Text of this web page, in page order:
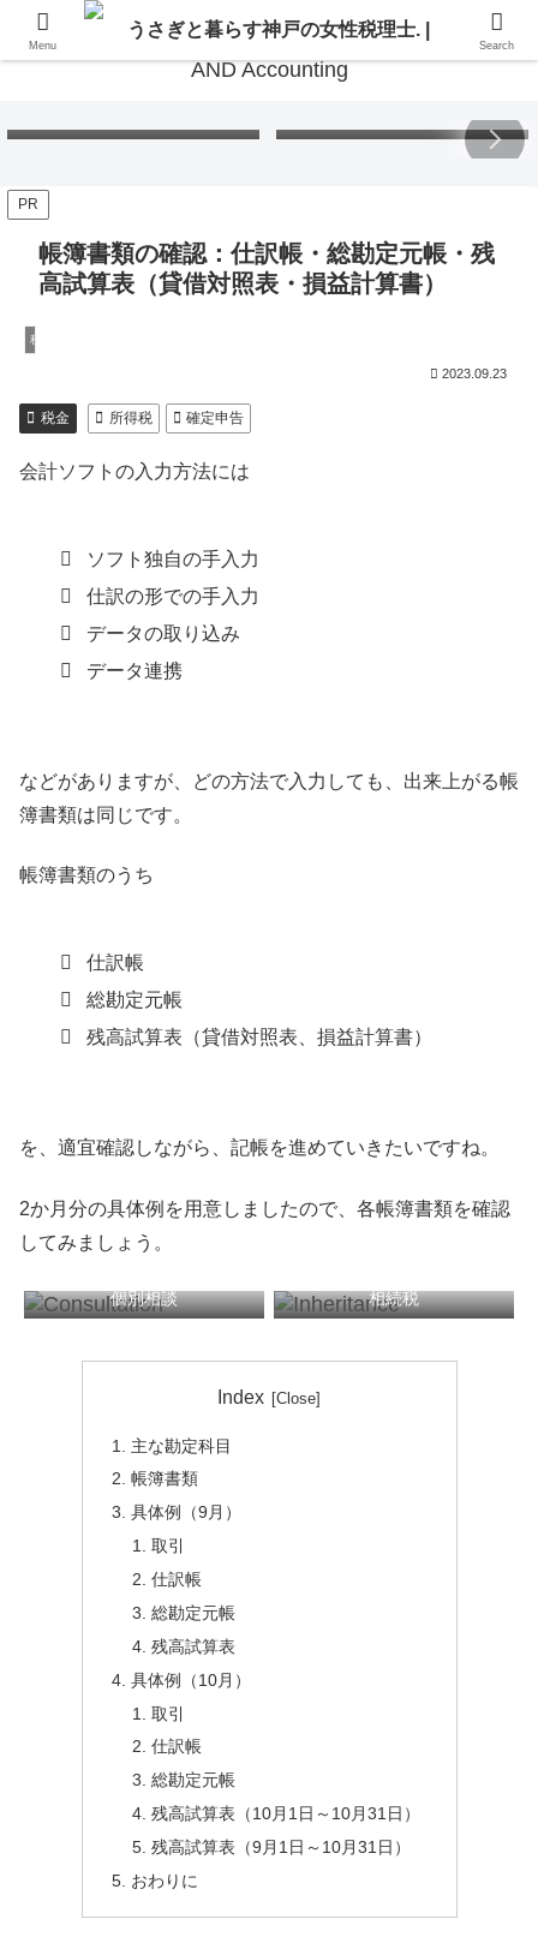
PR
帳簿書類の確認：仕訳帳・総勘定元帳・残
高試算表（貸借対照表・損益計算書）
税金
2023.09.23
税金 所得税 確定申告
会計ソフトの入力方法には
ソフト独自の手入力
仕訳の形での手入力
データの取り込み
データ連携
などがありますが、どの方法で入力しても、出来上がる帳
簿書類は同じです。
帳簿書類のうち
仕訳帳
総勘定元帳
残高試算表（貸借対照表、損益計算書）
を、適宜確認しながら、記帳を進めていきたいですね。
2か月分の具体例を用意しましたので、各帳簿書類を確認
してみましょう。
個別相談 相続税
税務顧問 確定申告
Index
主な勘定科目
帳簿書類
具体例（9月）
取引
仕訳帳
総勘定元帳
残高試算表
具体例（10月）
取引
仕訳帳
総勘定元帳
残高試算表（10月1日～10月31日）
残高試算表（9月1日～10月31日）
おわりに
Menu Search